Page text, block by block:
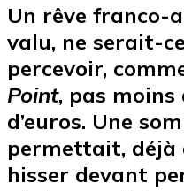
Un rêve franco-
valu, ne serait-
percevoir,
Point, pas moins
d’euros. Une
permettait, déjà
hisser devant